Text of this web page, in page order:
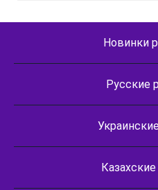
Новинки
Русские